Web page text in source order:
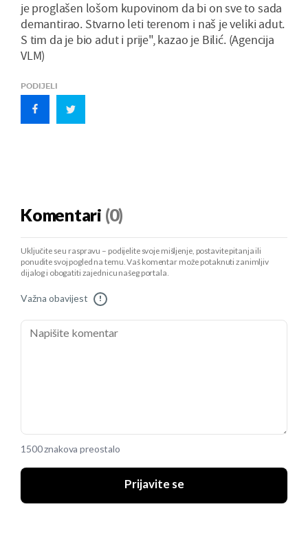
je proglašen lošom kupovinom da bi on sve to sada
demantirao. Stvarno leti terenom i naš je veliki adut.
S tim da je bio adut i prije", kazao je Bilić. (Agencija
VLM)
PODIJELI
Komentari (0)
Uključite se u raspravu – podijelite svoje mišljenje, postavite pitanja ili
ponudite svoj pogled na temu. Vaš komentar može potaknuti zanimljiv
dijalog i obogatiti zajednicu našeg portala.
Važna obavijest !
1500 znakova preostalo
Prijavite se